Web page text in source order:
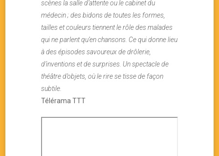
scènes la salle d’attente ou le cabinet du
médecin ; des bidons de toutes les formes,
tailles et couleurs tiennent le rôle des malades
qui ne parlent qu’en chansons. Ce qui donne lieu
à des épisodes savoureux de drôlerie,
d’inventions et de surprises. Un spectacle de
théâtre d’objets, où le rire se tisse de façon
subtile.
Télérama TTT